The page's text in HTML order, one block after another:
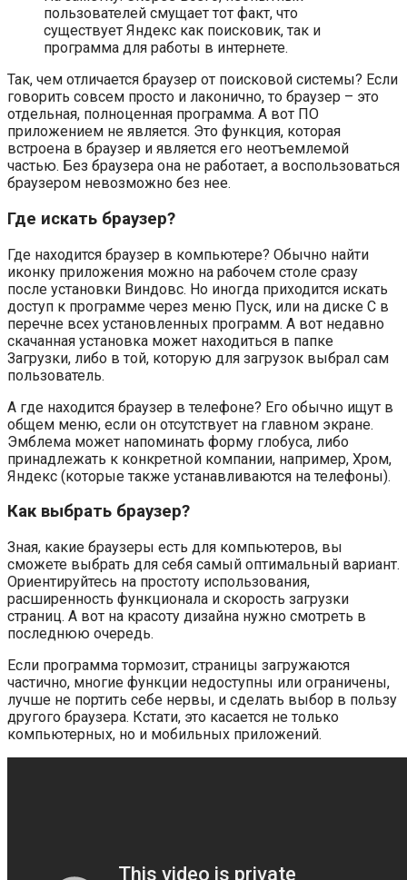
пользователей смущает тот факт, что
существует Яндекс как поисковик, так и
программа для работы в интернете.
Так, чем отличается браузер от поисковой системы? Если
говорить совсем просто и лаконично, то браузер – это
отдельная, полноценная программа. А вот ПО
приложением не является. Это функция, которая
встроена в браузер и является его неотъемлемой
частью. Без браузера она не работает, а воспользоваться
браузером невозможно без нее.
Где искать браузер?
Где находится браузер в компьютере? Обычно найти
иконку приложения можно на рабочем столе сразу
после установки Виндовс. Но иногда приходится искать
доступ к программе через меню Пуск, или на диске С в
перечне всех установленных программ. А вот недавно
скачанная установка может находиться в папке
Загрузки, либо в той, которую для загрузок выбрал сам
пользователь.
А где находится браузер в телефоне? Его обычно ищут в
общем меню, если он отсутствует на главном экране.
Эмблема может напоминать форму глобуса, либо
принадлежать к конкретной компании, например, Хром,
Яндекс (которые также устанавливаются на телефоны).
Как выбрать браузер?
Зная, какие браузеры есть для компьютеров, вы
сможете выбрать для себя самый оптимальный вариант.
Ориентируйтесь на простоту использования,
расширенность функционала и скорость загрузки
страниц. А вот на красоту дизайна нужно смотреть в
последнюю очередь.
Если программа тормозит, страницы загружаются
частично, многие функции недоступны или ограничены,
лучше не портить себе нервы, и сделать выбор в пользу
другого браузера. Кстати, это касается не только
компьютерных, но и мобильных приложений.